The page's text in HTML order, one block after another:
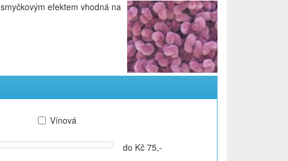
efektem vhodná na
Vínová
do Kč 75,-